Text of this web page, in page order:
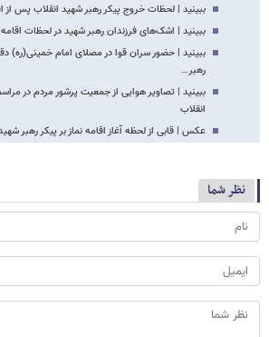
ببینید | لحظات خروج پیکر رهبر شهید انقلاب پس از
ببینید | اشک‌های فرزندان رهبر شهید در لحظات اقامه
ببینید | حضور سران قوا در مصلای امام خمینی(ره)
رهبر…
ببینید | تصاویر هوایی از جمعیت پرشور مردم در
انقلاب
عکس | قابی از لحظه آغاز اقامه نماز بر پیکر رهبر
نظر شما